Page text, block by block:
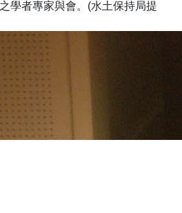
學者專家與會。(水土保持局提